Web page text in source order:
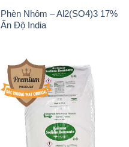
Phèn Nhôm – Al2(SO4)3 17%
Ấn Độ India